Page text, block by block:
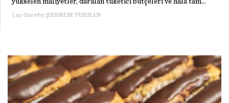
yükselen maliyetler, daralan tüketici bütçeleri ve hâlâ tam
mücadelesi veren kırılgan bir ekosistem bulunuyor.
1 ay önceby ŞEBNEM TURHAN